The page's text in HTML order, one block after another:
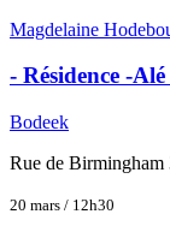
Magdelaine
- Résidence -
Bodeek
Rue de Birmingham
20 mars / 12h30